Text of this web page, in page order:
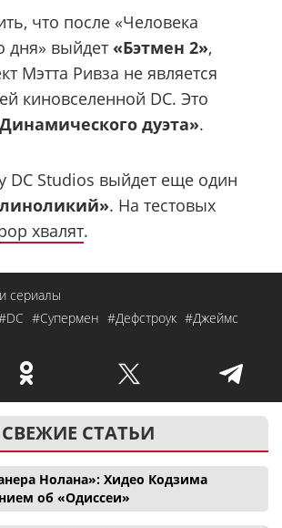
что после «Человека
дня» выйдет «Бэтмен 2»,
Мэтта Ривза не является
киновселенной DC. Это
дуэта».
DC Studios выйдет еще один
. На тестовых
хвалят.
сериалы
#Супермен #Дефстроук #Джеймс
СВЕЖИЕ СТАТЬИ
Нолана»: Хидео Кодзима
об «Одиссеи»